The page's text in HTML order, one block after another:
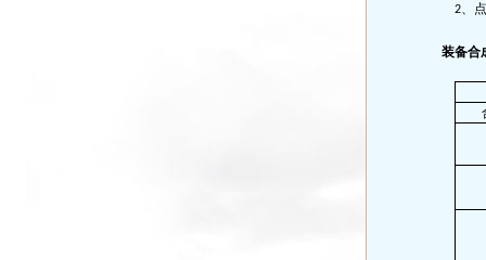
2、
装备合